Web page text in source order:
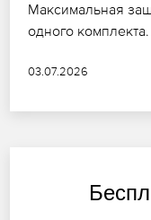
Максимальная
одного комплекта.
03.07.2026